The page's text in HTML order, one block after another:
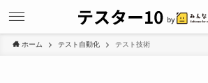
ホーム テスト自動化 テスト技術